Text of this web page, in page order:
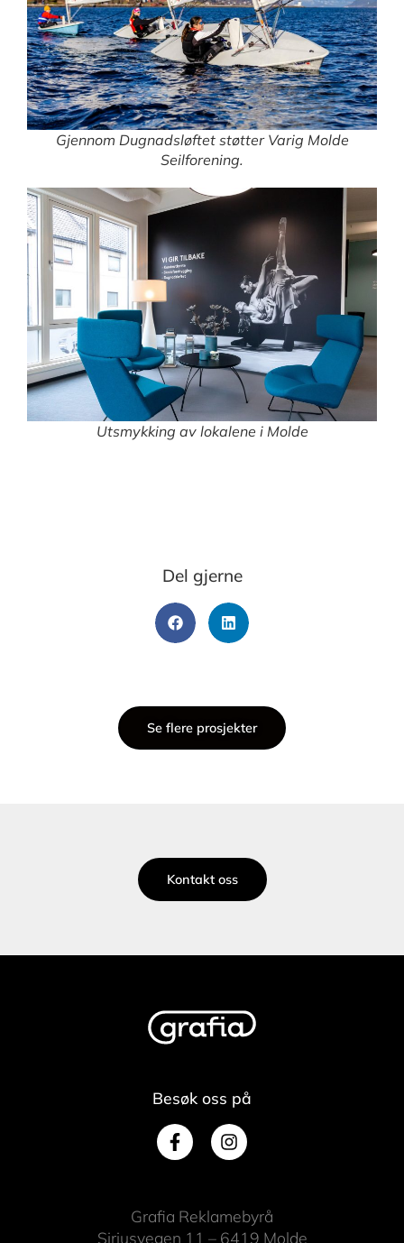
Gjennom Dugnadsløftet støtter Varig Molde
Seilforening.
Utsmykking av lokalene i Molde
Del gjerne
Se flere prosjekter
Kontakt oss
Besøk oss på
Grafia Reklamebyrå
Siriusvegen 11 – 6419 Molde